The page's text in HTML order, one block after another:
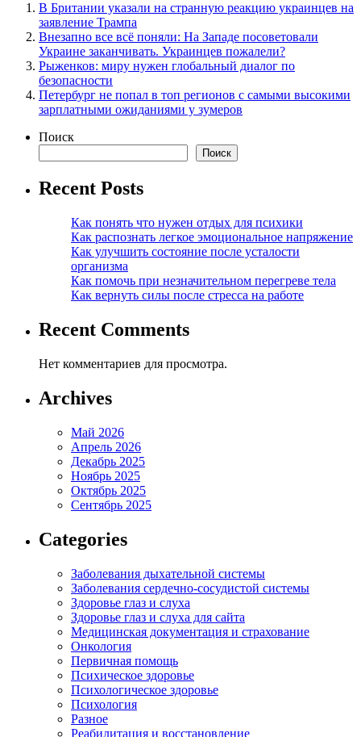
В Британии указали на странную реакцию украинцев на
заявление Трампа
Внезапно все всё поняли: На Западе посоветовали
Украине заканчивать. Украинцев пожалели?
Рыженков: миру нужен глобальный диалог по
безопасности
Петербург не попал в топ регионов с самыми высокими
зарплатными ожиданиями у зумеров
Поиск
Поиск
Recent Posts
Как понять что нужен отдых для психики
Как распознать легкое эмоциональное напряжение
Как улучшить состояние после усталости
организма
Как помочь при незначительном перегреве тела
Как вернуть силы после стресса на работе
Recent Comments
Нет комментариев для просмотра.
Archives
Май 2026
Апрель 2026
Декабрь 2025
Ноябрь 2025
Октябрь 2025
Сентябрь 2025
Categories
Заболевания дыхательной системы
Заболевания сердечно-сосудистой системы
Здоровье глаз и слуха
Здоровье глаз и слуха для сайта
Медицинская документация и страхование
Онкология
Первичная помощь
Психическое здоровье
Психологическое здоровье
Психология
Разное
Реабилитация и восстановление